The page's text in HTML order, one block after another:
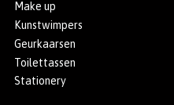
Make up
Kunstwimpers
Geurkaarsen
Toilettassen
Stationery